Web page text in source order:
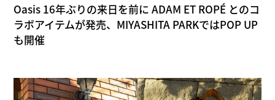
Oasis 16年ぶりの来日を前に ADAM ET ROPÉ とのコ
ラボアイテムが発売、MIYASHITA PARKではPOP UP
も開催